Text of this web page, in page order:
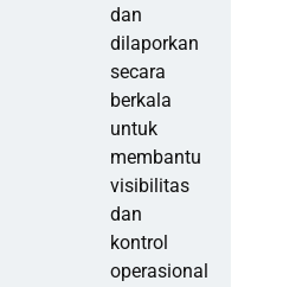
dan
dilaporkan
secara
berkala
untuk
membantu
visibilitas
dan
kontrol
operasional